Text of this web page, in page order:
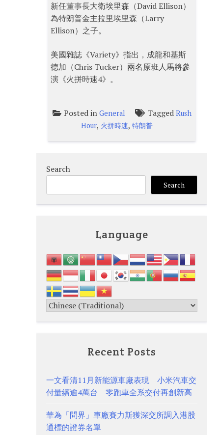
新任董事長大衛埃里森（David Ellison）
為特朗普金主拉里埃里森（Larry
Ellison）之子。
美國雜誌《Variety》指出，成龍和基斯
德加（Chris Tucker）兩名原班人馬將參
演《火拼時速4》。
Posted in General Tagged Rush
Hour, 火拼時速,特朗普
Search
Search
Language
Recent Posts
一文看清11月新能源車廠表現 小米汽車交
付量續逾4萬台 零跑車全系交付再創新高
華為「問界」車廠賽力斯獲深交所調入港股
通標的證券名單